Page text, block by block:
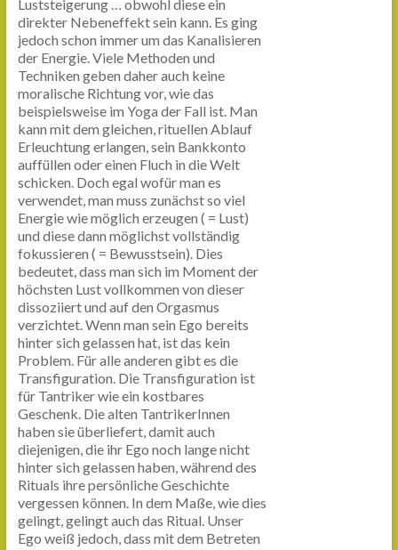
Luststeigerung … obwohl diese ein
direkter Nebeneffekt sein kann. Es ging
jedoch schon immer um das Kanalisieren
der Energie. Viele Methoden und
Techniken geben daher auch keine
moralische Richtung vor, wie das
beispielsweise im Yoga der Fall ist. Man
kann mit dem gleichen, rituellen Ablauf
Erleuchtung erlangen, sein Bankkonto
auffüllen oder einen Fluch in die Welt
schicken. Doch egal wofür man es
verwendet, man muss zunächst so viel
Energie wie möglich erzeugen ( = Lust)
und diese dann möglichst vollständig
fokussieren ( = Bewusstsein). Dies
bedeutet, dass man sich im Moment der
höchsten Lust vollkommen von dieser
dissoziiert und auf den Orgasmus
verzichtet. Wenn man sein Ego bereits
hinter sich gelassen hat, ist das kein
Problem. Für alle anderen gibt es die
Transfiguration. Die Transfiguration ist
für Tantriker wie ein kostbares
Geschenk. Die alten TantrikerInnen
haben sie überliefert, damit auch
diejenigen, die ihr Ego noch lange nicht
hinter sich gelassen haben, während des
Rituals ihre persönliche Geschichte
vergessen können. In dem Maße, wie dies
gelingt, gelingt auch das Ritual. Unser
Ego weiß jedoch, dass mit dem Betreten